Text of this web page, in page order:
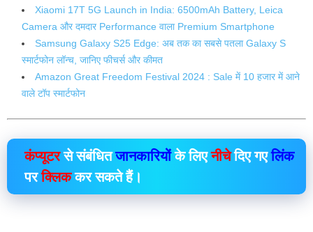
Xiaomi 17T 5G Launch in India: 6500mAh Battery, Leica
Camera और दमदार Performance वाला Premium Smartphone
Samsung Galaxy S25 Edge: अब तक का सबसे पतला Galaxy S
स्मार्टफोन लॉन्च, जानिए फीचर्स और कीमत
Amazon Great Freedom Festival 2024 : Sale में 10 हजार में आने
वाले टॉप स्मार्टफोन
कंप्यूटरसे संबंधितजानकारियोंके लिएनीचेदिए गएलिंक
परक्लिककर सकते हैं।